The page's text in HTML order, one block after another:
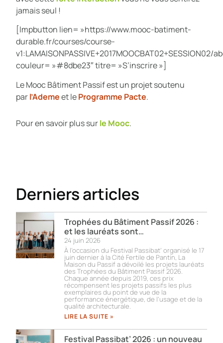
jamais seul !
[lmpbutton lien= »https://www.mooc-batiment-
durable.fr/courses/course-
v1:LAMAISONPASSIVE+2017MOOCBAT02+SESSION02/
couleur= »#8dbe23″ titre= »S’inscrire »]
Le Mooc Bâtiment Passif est un projet soutenu
parl’Ademeet leProgramme Pacte.
Pour en savoir plus surle Mooc.
Derniers articles
Trophées du Bâtiment Passif 2026 :
et les lauréats sont…
24 juin 2026
À l’occasion du Festival Passibat’ organisé le 17
juin dernier à la Cité Fertile de Pantin, La
Maison du Passif a dévoilé les projets lauréats
des Trophées du Bâtiment Passif 2026.
Chaque année depuis 2019, ces prix
récompensent les projets passifs les plus
exemplaires du point de vue de la
performance énergétique, de l’usage et de la
qualité architecturale.
LIRE LA SUITE »
Festival Passibat’ 2026 : un nouveau